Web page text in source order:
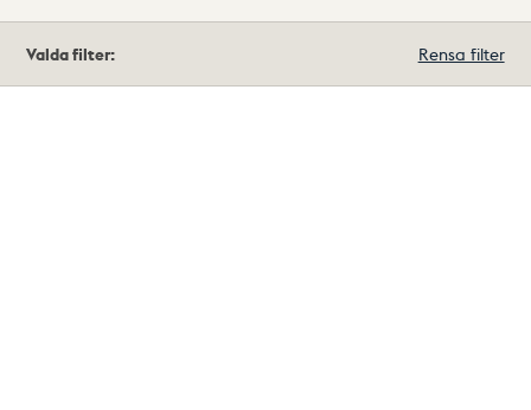
träffar
Valda filter: Rensa filter